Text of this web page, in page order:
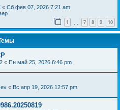
« Сб фев 07, 2026 7:21 am
1 7 8 9 10
« Пн май 25, 2026 6:46 pm
« Вс апр 19, 2026 12:57 pm